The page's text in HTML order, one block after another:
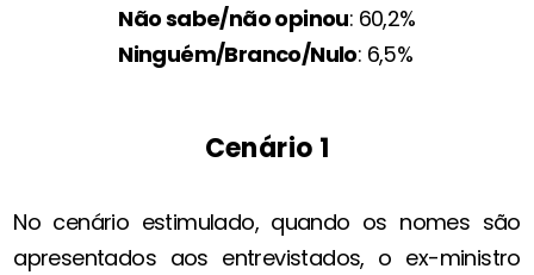
Não sabe/não opinou: 60,2%
Ninguém/Branco/Nulo: 6,5%
Cenário 1
No cenário estimulado, quando os nomes são
apresentados aos entrevistados, o ex-ministro